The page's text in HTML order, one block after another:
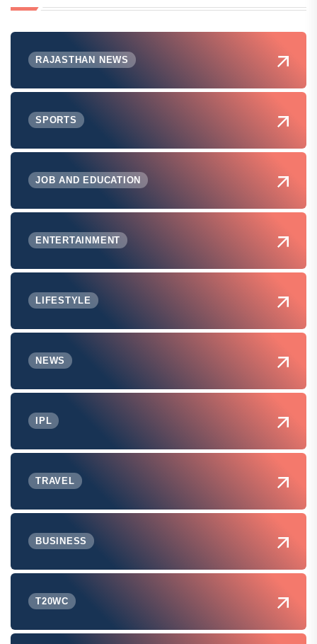
RAJASTHAN NEWS
SPORTS
JOB AND EDUCATION
ENTERTAINMENT
LIFESTYLE
NEWS
IPL
TRAVEL
BUSINESS
T20WC